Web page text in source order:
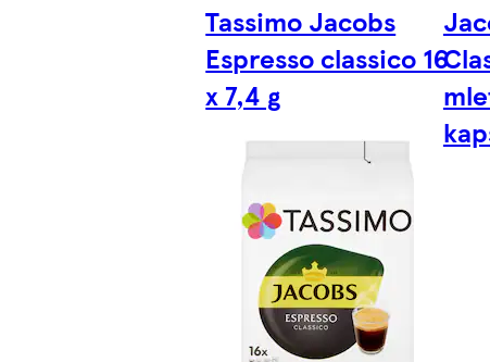
Tassimo Jacobs
Espresso classico 16
x 7,4 g